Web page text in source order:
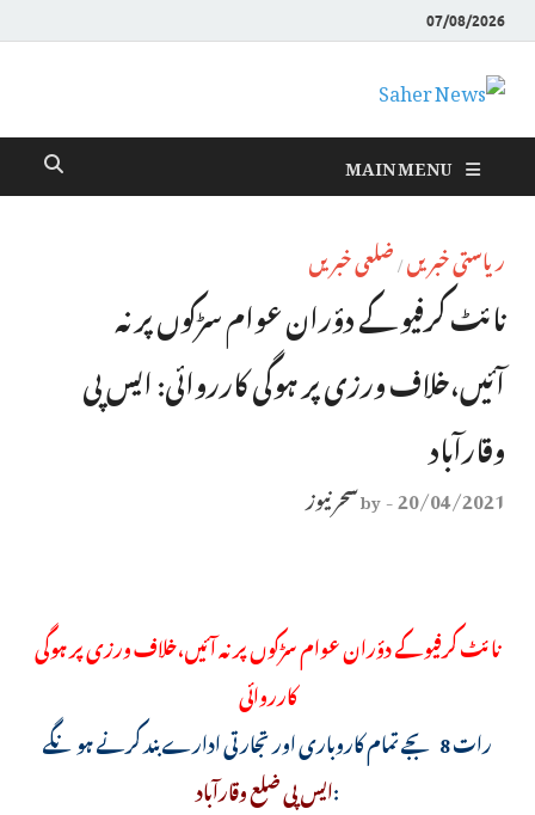
07/08/2026
MAIN MENU
ریاستی خبریں / ضلعی خبریں
نائٹ کرفیو کے دؤران عوام سڑکوں پر نہ
آئیں،خلاف ورزی پر ہوگی کارروائی: ایس پی
وقارآباد
20/04/2021
-
byسحر نیوز
نائٹ کرفیو کے دؤران عوام سڑکوں پر نہ آئیں،خلاف ورزی پر ہوگی
کارروائی
رات 8 بجے تمام کاروباری اور تجارتی ادارے بند کرنے ہونگے
:ایس پی ضلع وقارآباد